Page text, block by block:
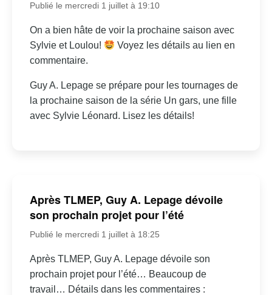
Publié le mercredi 1 juillet à 19:10
On a bien hâte de voir la prochaine saison avec
Sylvie et Loulou!
Voyez les détails au lien en
commentaire.
Guy A. Lepage se prépare pour les tournages de
la prochaine saison de la série Un gars, une fille
avec Sylvie Léonard. Lisez les détails!
Après TLMEP, Guy A. Lepage dévoile
son prochain projet pour l’été
Publié le mercredi 1 juillet à 18:25
Après TLMEP, Guy A. Lepage dévoile son
prochain projet pour l’été… Beaucoup de
travail… Détails dans les commentaires :